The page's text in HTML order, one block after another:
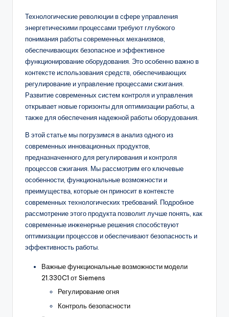
Технологические революции в сфере управления
энергетическими процессами требуют глубокого
понимания работы современных механизмов,
обеспечивающих безопасное и эффективное
функционирование оборудования. Это особенно важно в
контексте использования средств, обеспечивающих
регулирование и управление процессами сжигания.
Развитие современных систем контроля и управления
открывает новые горизонты для оптимизации работы, а
также для обеспечения надежной работы оборудования.
В этой статье мы погрузимся в анализ одного из
современных инновационных продуктов,
предназначенного для регулирования и контроля
процессов сжигания. Мы рассмотрим его ключевые
особенности, функциональные возможности и
преимущества, которые он приносит в контексте
современных технологических требований. Подробное
рассмотрение этого продукта позволит лучше понять, как
современные инженерные решения способствуют
оптимизации процессов и обеспечивают безопасность и
эффективность работы.
Важные функциональные возможности модели
21.330C1 от Siemens
Регулирование огня
Контроль безопасности